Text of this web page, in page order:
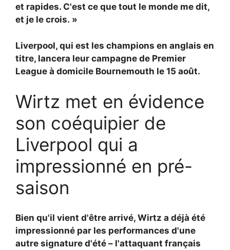
et rapides. C'est ce que tout le monde me dit,
et je le crois. »
Liverpool, qui est les champions en anglais en
titre, lancera leur campagne de Premier
League à domicile Bournemouth le 15 août.
Wirtz met en évidence
son coéquipier de
Liverpool qui a
impressionné en pré-
saison
Bien qu'il vient d'être arrivé, Wirtz a déjà été
impressionné par les performances d'une
autre signature d'été – l'attaquant français